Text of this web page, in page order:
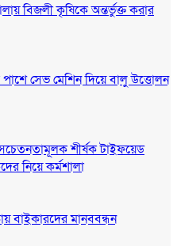
বিজলী কৃষিকে অন্তর্ভুক্ত করার
পাশে সেভ মেশিন দিয়ে বালু উত্তোলন
শীর্ষক টাইফয়েড
নিয়ে কর্মশালা
বাইকারদের মানববন্ধন